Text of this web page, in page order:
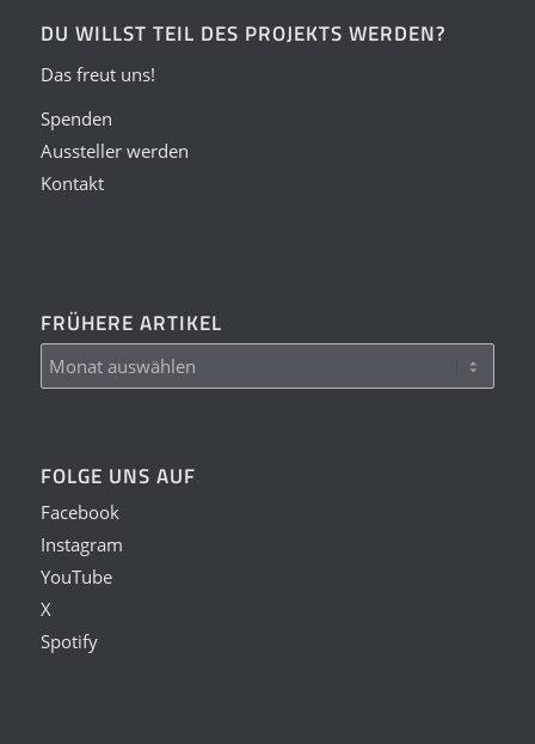
DU WILLST TEIL DES PROJEKTS WERDEN?
Das freut uns!
Spenden
Aussteller werden
Kontakt
FRÜHERE ARTIKEL
FOLGE UNS AUF
Facebook
Instagram
YouTube
X
Spotify